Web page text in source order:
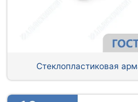
Стеклопластиковая